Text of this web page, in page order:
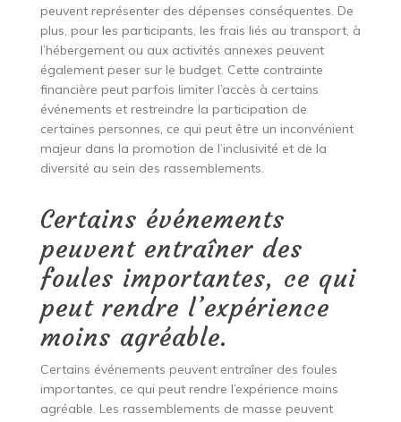
peuvent représenter des dépenses conséquentes. De
plus, pour les participants, les frais liés au transport, à
l’hébergement ou aux activités annexes peuvent
également peser sur le budget. Cette contrainte
financière peut parfois limiter l’accès à certains
événements et restreindre la participation de
certaines personnes, ce qui peut être un inconvénient
majeur dans la promotion de l’inclusivité et de la
diversité au sein des rassemblements.
Certains événements
peuvent entraîner des
foules importantes, ce qui
peut rendre l’expérience
moins agréable.
Certains événements peuvent entraîner des foules
importantes, ce qui peut rendre l’expérience moins
agréable. Les rassemblements de masse peuvent